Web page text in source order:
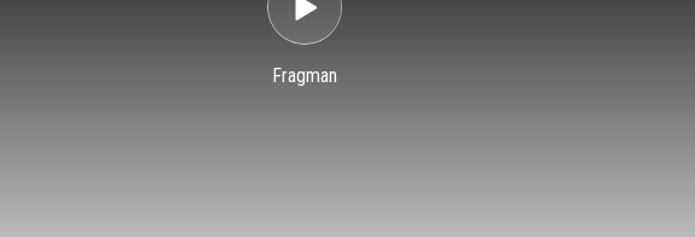
Fragman